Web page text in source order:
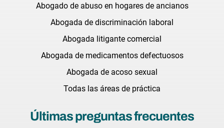
Abogado de abuso en hogares de ancianos
Abogada de discriminación laboral
Abogada litigante comercial
Abogada de medicamentos defectuosos
Abogada de acoso sexual
Todas las áreas de práctica
Últimas preguntas frecuentes